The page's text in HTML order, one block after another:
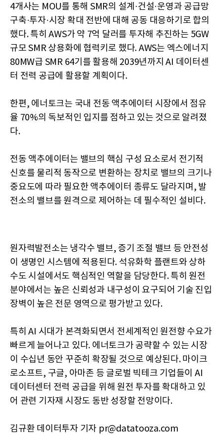
4개사는 MOU를 통해 SMR의 설계·건설·운영과 공급망
구축·투자·시장 확대 전반에 대해 공동 대응하기로 합의
했다. 특히 AWS가 약 7억 달러를 투자해 추진하는 5GW
규모 SMR 상용화에 협력키로 했다. AWS는 엑스에너지
80MW급 SMR 64기를 활용해 2039년까지 AI 데이터센
터 전력 공급에 활용할 계획이다.
한편, 에너토크는 국내 전동 액추에이터 시장에서 점유
율 70%의 독보적인 입지를 점하고 있는 것으로 알려졌
다.
전동 액추에이터는 밸브의 핵심 구성 요소로서 전기적
신호를 물리적 동작으로 변환하는 장치로 밸브의 크기나
중요도에 따라 필요한 액추에이터 종류도 달라지며, 발
전소의 밸브를 원격으로 제어하는 데 필수적인 설비다.
원자력발전소는 냉각수 밸브, 증기 조절 밸브 등 안전성
이 생명인 시스템에 적용된다. 석유화학 플랜트와 상하
수도 시설에서도 핵심적인 역할을 담당한다. 특히 원전
분야에서는 높은 신뢰성과 내구성이 요구되어 기술 진입
장벽이 높은 전문 영역으로 평가받고 있다.
특히 AI 시대가 본격화되면서 전세계적인 원전향 수요가
빠르게 늘어나고 있다. 에너토크가 공략할 수 있는 시장
이 수십년 동안 꾸준히 확장될 것으로 예상된다. 마이크
로소프트, 구글, 아마존 등 글로벌 빅테크 기업들이 AI
데이터센터 전력 공급을 위해 원전 투자를 확대하고 있
어 관련 기자재 시장도 동반 성장할 전망이다.
김규환 데이터투자 기자 pr@datatooza.com